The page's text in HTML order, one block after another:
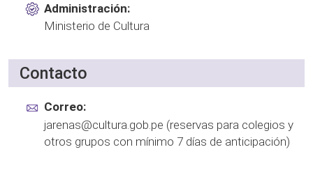
Administración:
Ministerio de Cultura
Contacto
Correo:
jarenas@cultura.gob.pe (reservas para colegios y
otros grupos con mínimo 7 días de anticipación)